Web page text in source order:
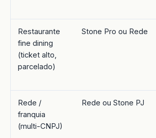
Restaurante
fine dining
(ticket alto,
parcelado)
Stone Pro ou Rede
Rede /
franquia
(multi-CNPJ)
Rede ou Stone PJ